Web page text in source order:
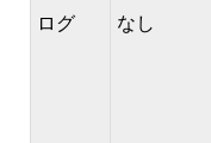
ログ なし